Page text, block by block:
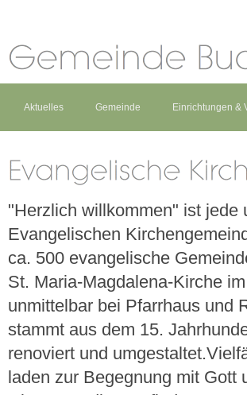
Aktuelles Gemeinde Einrichtungen &
"Herzlich willkommen" ist jede
Evangelischen
ca. 500 evangelische
St. Maria-Magdalena-Kirche
unmittelbar bei Pfarrhaus und
stammt aus dem 15.
renoviert und
laden zur Begegnung mit Gott